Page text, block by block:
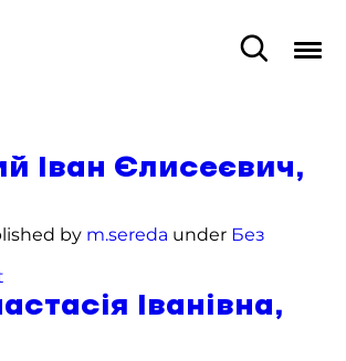
Іван Єлисеєвич,
by m.sereda under Без
Іванівна,